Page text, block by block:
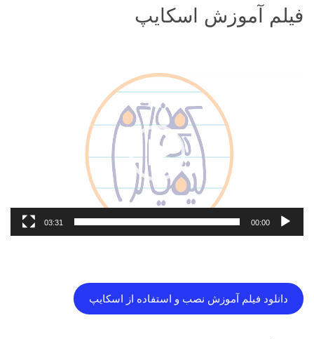
فیلم آموزش اسکایپ
00:00
03:31
دانلود فیلم آموزش نصب و استفاده از اسکایپ